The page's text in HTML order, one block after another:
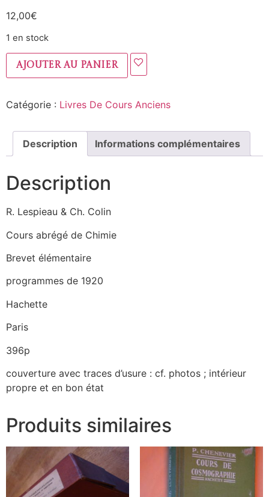
12,00€
1 en stock
Ajouter au panier
Catégorie : Livres De Cours Anciens
Description Informations complémentaires
Description
R. Lespieau & Ch. Colin
Cours abrégé de Chimie
Brevet élémentaire
programmes de 1920
Hachette
Paris
396p
couverture avec traces d’usure : cf. photos ; intérieur
propre et en bon état
Produits similaires